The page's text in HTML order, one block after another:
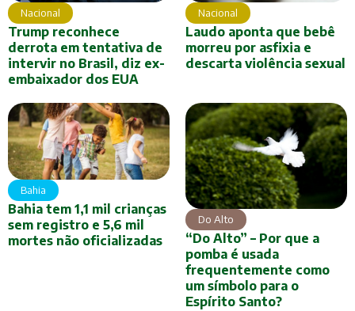
Nacional
Trump reconhece
derrota em tentativa de
intervir no Brasil, diz ex-
embaixador dos EUA
Nacional
Laudo aponta que bebê
morreu por asfixia e
descarta violência sexual
Bahia
Bahia tem 1,1 mil crianças
sem registro e 5,6 mil
mortes não oficializadas
Do Alto
“Do Alto” – Por que a
pomba é usada
frequentemente como
um símbolo para o
Espírito Santo?